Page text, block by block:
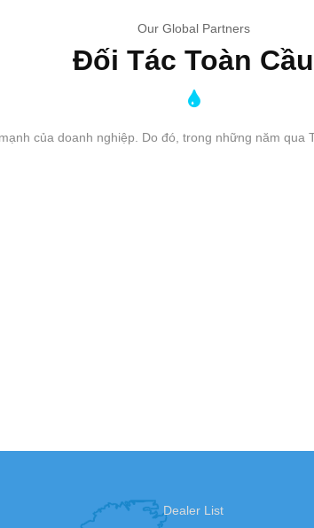
Our Global Partners
Đối Tác Toàn Cầu
của doanh nghiệp. Do đó, trong những năm
Dealer List